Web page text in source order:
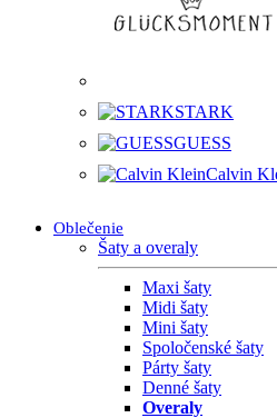
STARK
GUESS
Calvin
Oblečenie
Šaty a overaly
Maxi šaty
Midi šaty
Mini šaty
Spoločenské šaty
Párty šaty
Denné šaty
Overaly